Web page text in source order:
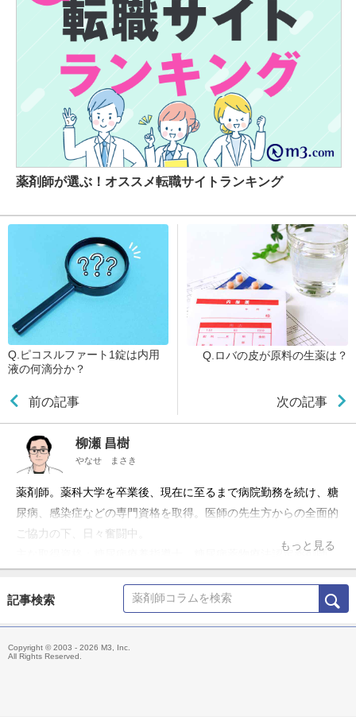
薬剤師が選ぶ！オススメ転職サイトランキング
Q.ピコスルファート1錠は内用
液の何滴分か？
前の記事
Q.ロバの皮が原料の生薬は？
次の記事
柳瀬 昌樹
やなせ まさき
薬剤師。薬科大学を卒業後、現在に至るまで病院勤務を続け、糖
尿病、感染症などの専門資格を取得。医師の先生方からの全面的
ご協力の下、日々奮闘中。
主な取得資格：糖尿病療養指導士、糖尿病薬物療法認定薬剤師、
師、実務実習認定薬剤師
所属学会：日本糖尿病学会、日本くすりと糖尿病学会(認定薬剤
もっと見る
記事検索
Copyright © 2003 - 2026 M3, Inc.
All Rights Reserved.